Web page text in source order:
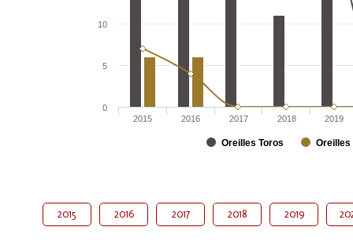
Oreilles Toros Oreilles
2015 2016 2017 2018 2019
0
5
10
2015 2016 2017 2018 2019